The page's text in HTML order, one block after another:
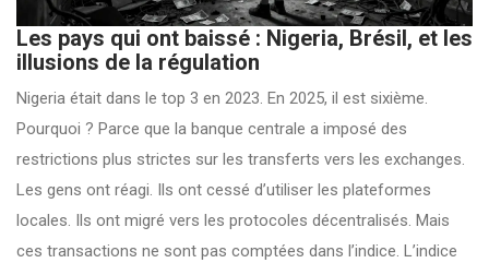
Les pays qui ont baissé : Nigeria, Brésil, et les
illusions de la régulation
Nigeria était dans le top 3 en 2023. En 2025, il est sixième.
Pourquoi ? Parce que la banque centrale a imposé des
restrictions plus strictes sur les transferts vers les exchanges.
Les gens ont réagi. Ils ont cessé d’utiliser les plateformes
locales. Ils ont migré vers les protocoles décentralisés. Mais
ces transactions ne sont pas comptées dans l’indice. L’indice